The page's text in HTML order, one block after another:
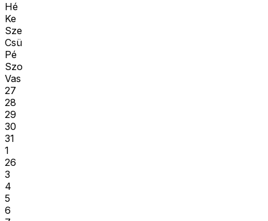
Hé
Ke
Sze
Csü
Pé
Szo
Vas
27
28
29
30
31
1
26
3
4
5
6